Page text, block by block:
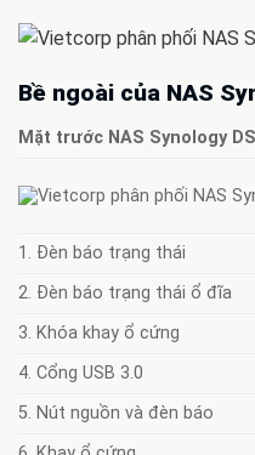
Bề ngoài của NAS
Mặt trước NAS Synology
1. Đèn báo trạng thái
2. Đèn báo trạng thái ổ đĩa
3. Khóa khay ổ cứng
4. Cổng USB 3.0
5. Nút nguồn và đèn báo